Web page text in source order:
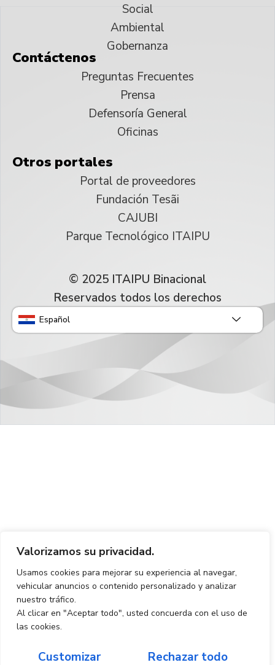
Valorizamos su privacidad.
Usamos cookies para mejorar su experiencia al navegar,
vehicular anuncios o contenido personalizado y analizar
nuestro tráfico.
Al clicar en "Aceptar todo", usted concuerda con el uso de
las cookies.
Customizar Rechazar todo
Social
Ambiental
Gobernanza
Contáctenos
Preguntas Frecuentes
Prensa
Defensoría General
Oficinas
Otros portales
Portal de proveedores
Fundación Tesãi
CAJUBI
Parque Tecnológico ITAIPU
© 2025 ITAIPU Binacional
Reservados todos los derechos
Español